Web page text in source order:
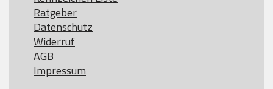
Ratgeber
Datenschutz
Widerruf
AGB
Impressum